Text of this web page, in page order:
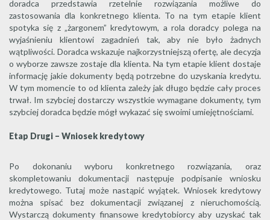
doradca przedstawia rzetelnie rozwiązania możliwe do
zastosowania dla konkretnego klienta. To na tym etapie klient
spotyka się z „żargonem” kredytowym, a rola doradcy polega na
wyjaśnieniu klientowi zagadnień tak, aby nie było żadnych
wątpliwości. Doradca wskazuje najkorzystniejszą ofertę, ale decyzja
o wyborze zawsze zostaje dla klienta. Na tym etapie klient dostaje
informację jakie dokumenty będą potrzebne do uzyskania kredytu.
W tym momencie to od klienta zależy jak długo będzie cały proces
trwał. Im szybciej dostarczy wszystkie wymagane dokumenty, tym
szybciej doradca będzie mógł wykazać się swoimi umiejętnościami.
Etap Drugi – Wniosek kredytowy
Po dokonaniu wyboru konkretnego rozwiązania, oraz
skompletowaniu dokumentacji następuje podpisanie wniosku
kredytowego. Tutaj może nastąpić wyjątek. Wniosek kredytowy
można spisać bez dokumentacji związanej z nieruchomością.
Wystarczą dokumenty finansowe kredytobiorcy aby uzyskać tak